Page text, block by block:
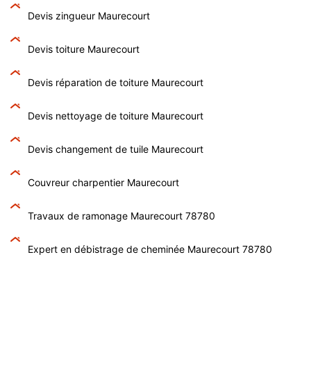
Devis zingueur Maurecourt
Devis toiture Maurecourt
Devis réparation de toiture Maurecourt
Devis nettoyage de toiture Maurecourt
Devis changement de tuile Maurecourt
Couvreur charpentier Maurecourt
Travaux de ramonage Maurecourt 78780
Expert en débistrage de cheminée Maurecourt 78780